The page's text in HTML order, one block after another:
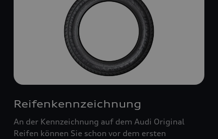
Reifenkennzeichnung
An der Kennzeichnung auf dem Audi Original
Reifen können Sie schon vor dem ersten